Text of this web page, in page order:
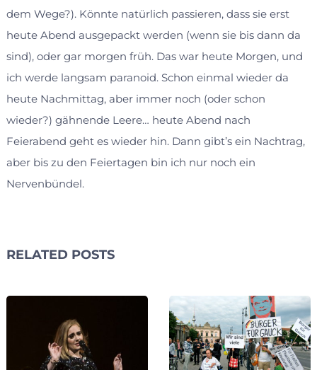
dem Wege?). Könnte natürlich passieren, dass sie erst
heute Abend ausgepackt werden (wenn sie bis dann da
sind), oder gar morgen früh. Das war heute Morgen, und
ich werde langsam paranoid. Schon einmal wieder da
heute Nachmittag, aber immer noch (oder schon
wieder?) gähnende Leere… heute Abend nach
Feierabend geht es wieder hin. Dann gibt’s ein Nachtrag,
aber bis zu den Feiertagen bin ich nur noch ein
Nervenbündel.
RELATED POSTS